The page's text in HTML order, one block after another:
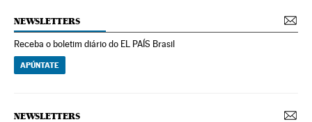
NEWSLETTERS
Receba o boletim diário do EL PAÍS Brasil
APÚNTATE
NEWSLETTERS